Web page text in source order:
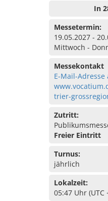
In
Messetermin:
19.05.2027 -
Mittwoch -
Messekontakt
E-Mail-Adresse
trier-
Zutritt:
Freier Eintritt
Turnus:
jährlich
Lokalzeit:
05:47 Uhr (UTC